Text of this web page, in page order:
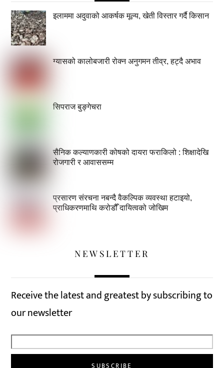
इलाममा अदुवाको आकर्षक मूल्य, खेती विस्तार गर्दै किसान
ग्यासको कालोबजारी रोक्न अनुगमन तीव्र, हट्दै अभाव
सिपराज बुङ्गेचरा
सैनिक कल्याणकारी कोषको दायरा फराकिलो : शिक्षादेखि
रोजगारी र आवाससम्म
प्रसारण संरचना नबन्दै वैकल्पिक व्यवस्था हटाइयो,
प्राधिकरणमाथि करोडौँ दायित्वको जोखिम
NEWSLETTER
Receive the latest and greatest by subscribing to
our newsletter